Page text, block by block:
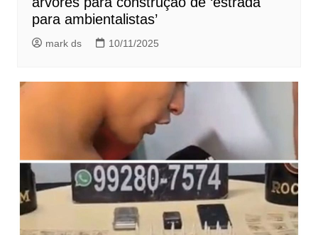
para ambientalistas’
mark ds 10/11/2025